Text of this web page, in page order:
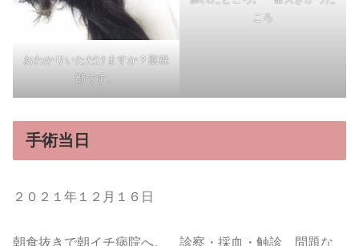
おわかりいただけますか？鼠径
部です。
ころ
手術当日
２０２１年１２月１６日
朝食抜きで朝イチ病院へ。 診察・採血・触診 問題な